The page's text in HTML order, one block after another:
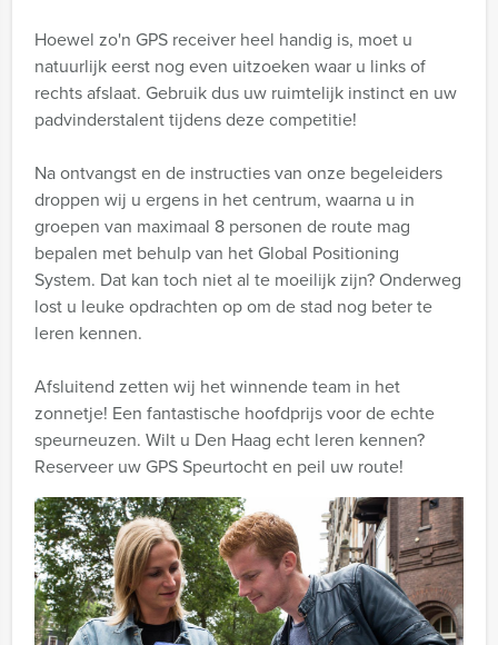
Hoewel zo'n GPS receiver heel handig is, moet u
natuurlijk eerst nog even uitzoeken waar u links of
rechts afslaat. Gebruik dus uw ruimtelijk instinct en uw
padvinderstalent tijdens deze competitie!
Na ontvangst en de instructies van onze begeleiders
droppen wij u ergens in het centrum, waarna u in
groepen van maximaal 8 personen de route mag
bepalen met behulp van het Global Positioning
System. Dat kan toch niet al te moeilijk zijn? Onderweg
lost u leuke opdrachten op om de stad nog beter te
leren kennen.
Afsluitend zetten wij het winnende team in het
zonnetje! Een fantastische hoofdprijs voor de echte
speurneuzen. Wilt u Den Haag echt leren kennen?
Reserveer uw GPS Speurtocht en peil uw route!